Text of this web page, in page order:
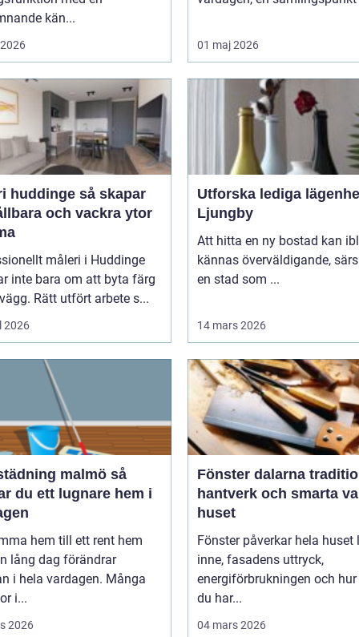
kän...
01 maj 2026
så skapar
och vackra ytor
måleri i Huddinge
inte bara om att byta färg
Rätt utfört arbete s...
2026
Utforska lediga
Ljungby
Att hitta en ny bostad kan
kännas överväldigande,
en stad som ...
14 mars 2026
malmö så
du ett lugnare hem i
hem till ett rent hem
lång dag förändrar
i hela vardagen. Många
i...
2026
Fönster dalarna tradition,
hantverk och smarta
huset
Fönster påverkar hela huset ljuset
inne, fasadens uttryck,
energiförbrukningen och
du har...
04 mars 2026